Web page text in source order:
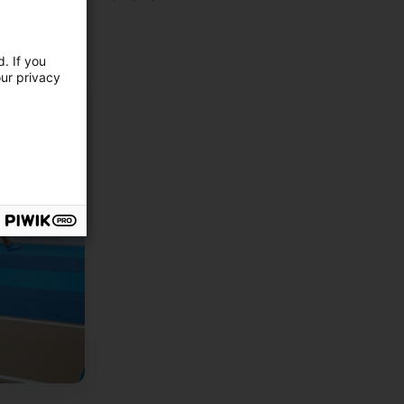
commerciaux
internationale du groupe Mondo dans le
qui a accompagné des générations d’enfants
If you
privacy